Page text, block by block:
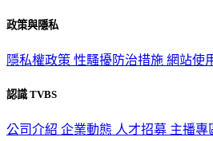
政策與隱私
隱私權政策 性騷擾防治措施 網站使
認識 TVBS
公司介紹 企業動態 人才招募 主播專